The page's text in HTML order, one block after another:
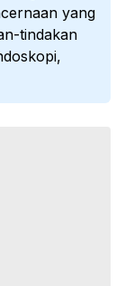
yang
tindakan